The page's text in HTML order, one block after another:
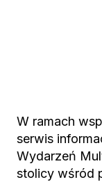
W ramach
serwis
Wydarzeń
stolicy wśród